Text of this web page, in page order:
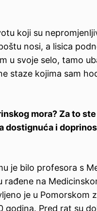
koji su
nosi, a lisica
u svoje selo, tamo
staze kojima sam
mora? Za to
dostignuća i
je bilo profesora s
na
je u Pomorskom
godina. Pred rat su